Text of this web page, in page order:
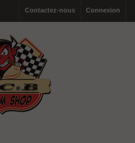
Connexion
Contactez-nous